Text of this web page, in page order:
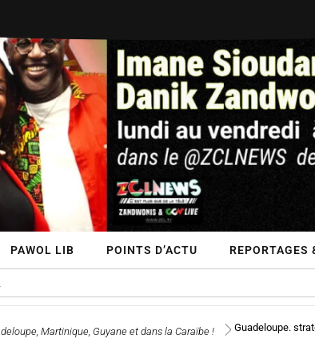
PAWOL LIB POINTS D’ACTU REPORTAGES
Martinique, Guyane et dans la Caraïbe ! Guadeloupe.